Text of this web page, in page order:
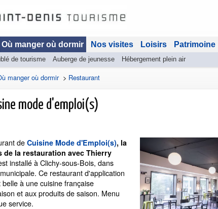
Où manger où dormir
de tourisme Auberge de jeunesse Hébergement plein air
Nos visites Loisirs Patrimoine
manger où dormir> Restaurant
mode d'emploi(s)
de Cuisine Mode d'Emploi(s), la
de la restauration avec Thierry
installé à Clichy-sous-Bois, dans
Ce restaurant d'application
à une cuisine française
et aux produits de saison. Menu
service.